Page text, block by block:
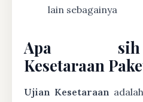
lain sebagainya
Apa
Kesetaraan
Ujian Kesetaraan